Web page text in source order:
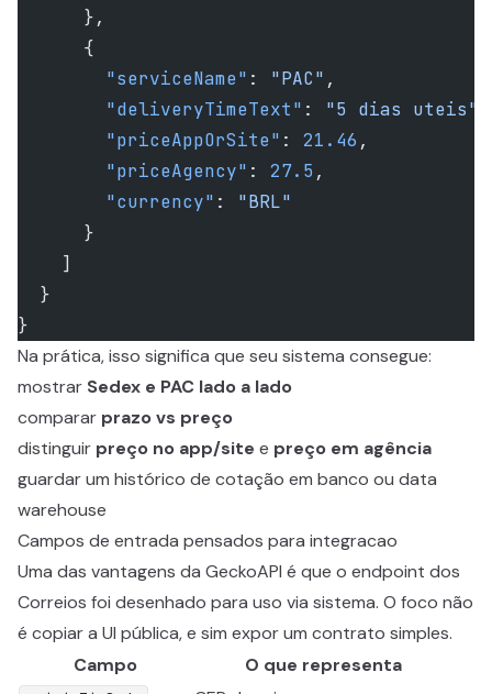
      },
      {
        "serviceName"
: "PAC" ,
        "deliveryTimeText"
: "5 dias uteis"
        "priceAppOrSite"
: 21.46 ,
        "priceAgency"
: 27.5 ,
        "currency"
: "BRL"
      }
    ]
  }
}
Na prática, isso significa que seu sistema consegue:
mostrar Sedex e PAC lado a lado
comparar prazo vs preço
distinguir preço no app/site e preço em agência
guardar um histórico de cotação em banco ou data
warehouse
Campos de entrada pensados para integracao
Uma das vantagens da GeckoAPI é que o endpoint dos
Correios foi desenhado para uso via sistema. O foco não
é copiar a UI pública, e sim expor um contrato simples.
Campo
O que representa